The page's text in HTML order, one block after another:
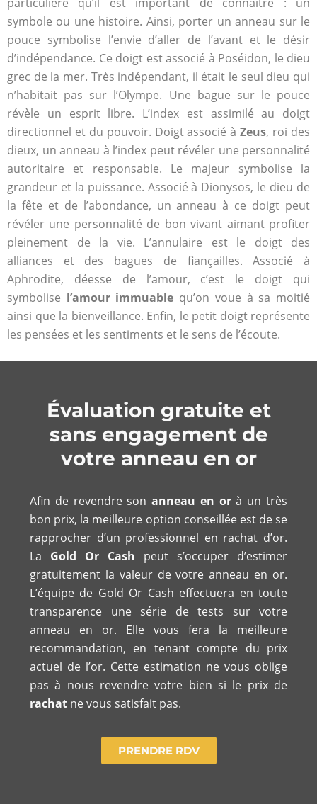
symbole ou une histoire. Ainsi, porter un anneau sur le
pouce symbolise l’envie d’aller de l’avant et le désir
d’indépendance. Ce doigt est associé à Poséidon, le dieu
grec de la mer. Très indépendant, il était le seul dieu qui
n’habitait pas sur l’Olympe. Une bague sur le pouce
révèle un esprit libre. L’index est assimilé au doigt
directionnel et du pouvoir. Doigt associé àZeus, roi des
dieux, un anneau à l’index peut révéler une personnalité
autoritaire et responsable. Le majeur symbolise la
grandeur et la puissance. Associé à Dionysos, le dieu de
la fête et de l’abondance, un anneau à ce doigt peut
révéler une personnalité de bon vivant aimant profiter
pleinement de la vie. L’annulaire est le doigt des
alliances et des bagues de fiançailles. Associé à
Aphrodite, déesse de l’amour, c’est le doigt qui
symbolise l’amour immuable qu’on voue à sa moitié
ainsi que la bienveillance. Enfin, le petit doigt représente
les pensées et les sentiments et le sens de l’écoute.
Évaluation gratuite et
sans engagement de
votre anneau en or
Afin de revendre sonanneau en orà un très
bon prix, la meilleure option conseillée est de se
rapprocher d’un professionnel en rachat d’or.
La Gold Or Cash peut s’occuper d’estimer
gratuitement la valeur de votre anneau en or.
L’équipe de Gold Or Cash effectuera en toute
transparence une série de tests sur votre
anneau en or. Elle vous fera la meilleure
recommandation, en tenant compte du prix
actuel de l’or. Cette estimation ne vous oblige
pas à nous revendre votre bien si le prix de
rachat ne vous satisfait pas.
PRENDRE RDV